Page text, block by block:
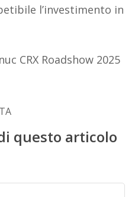
l’investimento in
CRX Roadshow 2025
questo articolo